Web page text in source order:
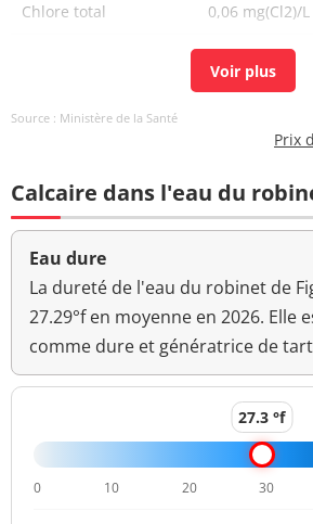
Chlore total 0,06 mg(Cl2)/L
0,62 mg(C)/L
changement
Bactéries coliformes
<1 n/(100mL)
Bact. aér. revivifiables
à 22°-68h
70 n/mL
Bact. aér. revivifiables
à 36°-44h
<0,01 mg/L
pH 7,69 unité pH
Source : Ministère de la Santé
Prix
Calcaire dans l'eau du
Eau dure
La dureté de l'eau du robinet de
27.29°f en moyenne en 2026. Elle
comme dure et génératrice de
27.3 °f
0 10 20 30